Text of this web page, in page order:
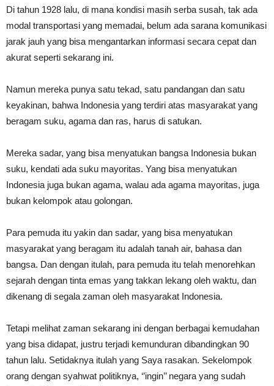
Di tahun 1928 lalu, di mana kondisi masih serba susah, tak ada
modal transportasi yang memadai, belum ada sarana komunikasi
jarak jauh yang bisa mengantarkan informasi secara cepat dan
akurat seperti sekarang ini.
Namun mereka punya satu tekad, satu pandangan dan satu
keyakinan, bahwa Indonesia yang terdiri atas masyarakat yang
beragam suku, agama dan ras, harus di satukan.
Mereka sadar, yang bisa menyatukan bangsa Indonesia bukan
suku, kendati ada suku mayoritas. Yang bisa menyatukan
Indonesia juga bukan agama, walau ada agama mayoritas, juga
bukan kelompok atau golongan.
Para pemuda itu yakin dan sadar, yang bisa menyatukan
masyarakat yang beragam itu adalah tanah air, bahasa dan
bangsa. Dan dengan itulah, para pemuda itu telah menorehkan
sejarah dengan tinta emas yang takkan lekang oleh waktu, dan
dikenang di segala zaman oleh masyarakat Indonesia.
Tetapi melihat zaman sekarang ini dengan berbagai kemudahan
yang bisa didapat, justru terjadi kemunduran dibandingkan 90
tahun lalu. Setidaknya itulah yang Saya rasakan. Sekelompok
orang dengan syahwat politiknya, ‘’ingin’’ negara yang sudah